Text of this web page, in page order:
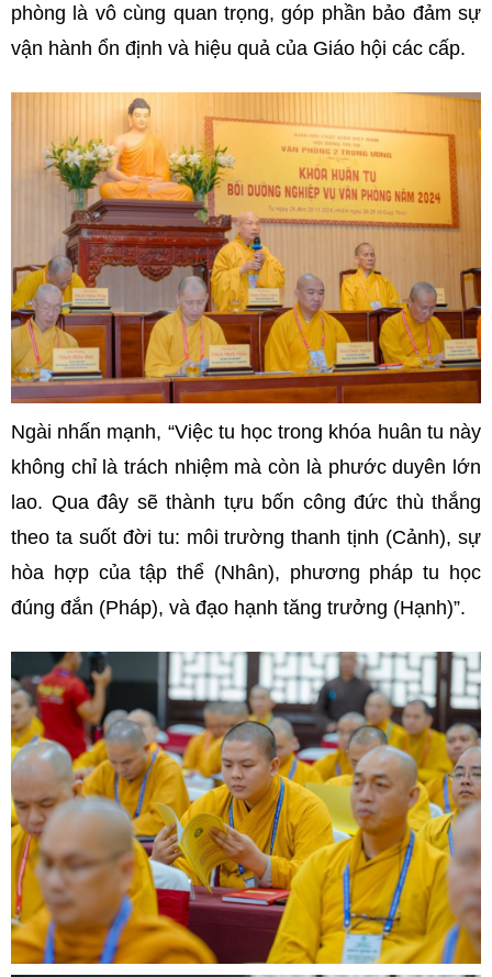
phòng là vô cùng quan trọng, góp phần bảo đảm sự
vận hành ổn định và hiệu quả của Giáo hội các cấp.
Ngài nhấn mạnh, “Việc tu học trong khóa huân tu này
không chỉ là trách nhiệm mà còn là phước duyên lớn
lao. Qua đây sẽ thành tựu bốn công đức thù thắng
theo ta suốt đời tu: môi trường thanh tịnh (Cảnh), sự
hòa hợp của tập thể (Nhân), phương pháp tu học
đúng đắn (Pháp), và đạo hạnh tăng trưởng (Hạnh)”.